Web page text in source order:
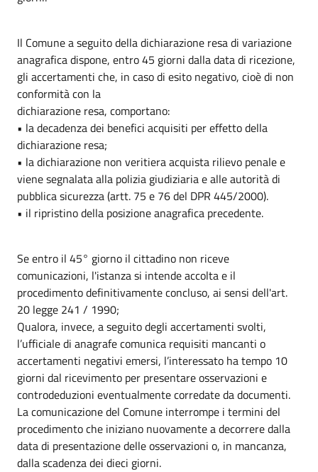
Il Comune a seguito della dichiarazione resa di variazione
anagrafica dispone, entro 45 giorni dalla data di ricezione,
gli accertamenti che, in caso di esito negativo, cioè di non
conformità con la
dichiarazione resa, comportano:
• la decadenza dei benefici acquisiti per effetto della
dichiarazione resa;
• la dichiarazione non veritiera acquista rilievo penale e
viene segnalata alla polizia giudiziaria e alle autorità di
pubblica sicurezza (artt. 75 e 76 del DPR 445/2000).
• il ripristino della posizione anagrafica precedente.
Se entro il 45° giorno il cittadino non riceve
comunicazioni, l'istanza si intende accolta e il
procedimento definitivamente concluso, ai sensi dell'art.
20 legge 241 / 1990;
Qualora, invece, a seguito degli accertamenti svolti,
l’ufficiale di anagrafe comunica requisiti mancanti o
accertamenti negativi emersi, l’interessato ha tempo 10
giorni dal ricevimento per presentare osservazioni e
controdeduzioni eventualmente corredate da documenti.
La comunicazione del Comune interrompe i termini del
procedimento che iniziano nuovamente a decorrere dalla
data di presentazione delle osservazioni o, in mancanza,
dalla scadenza dei dieci giorni.